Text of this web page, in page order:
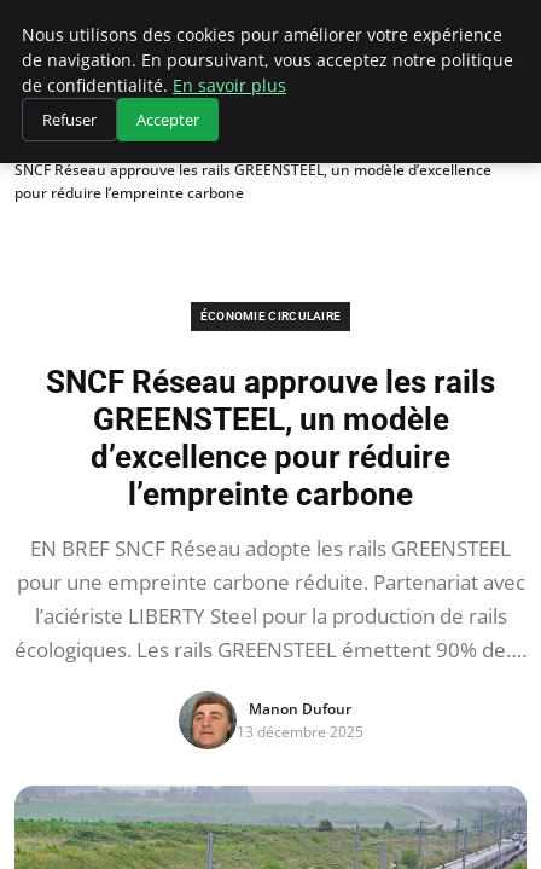
Climategatecountryclub.com
Accueil
Économie circulaire
SNCF Réseau approuve les rails GREENSTEEL, un modèle d’excellence
pour réduire l’empreinte carbone
ÉCONOMIE CIRCULAIRE
SNCF Réseau approuve les rails
GREENSTEEL, un modèle
d’excellence pour réduire
l’empreinte carbone
EN BREF SNCF Réseau adopte les rails GREENSTEEL
pour une empreinte carbone réduite. Partenariat avec
l’aciériste LIBERTY Steel pour la production de rails
écologiques. Les rails GREENSTEEL émettent 90% de….
Manon Dufour
13 décembre 2025
Nous utilisons des cookies pour améliorer votre expérience
de navigation. En poursuivant, vous acceptez notre politique
de confidentialité. En savoir plus
Refuser Accepter